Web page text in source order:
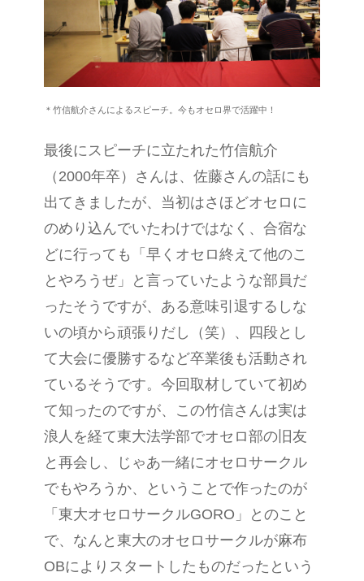
＊竹信航介さんによるスピーチ。今もオセロ界で活躍中！
最後にスピーチに立たれた竹信航介
（2000年卒）さんは、佐藤さんの話にも
出てきましたが、当初はさほどオセロに
のめり込んでいたわけではなく、合宿な
どに行っても「早くオセロ終えて他のこ
とやろうぜ」と言っていたような部員だ
ったそうですが、ある意味引退するしな
いの頃から頑張りだし（笑）、四段とし
て大会に優勝するなど卒業後も活動され
ているそうです。今回取材していて初め
て知ったのですが、この竹信さんは実は
浪人を経て東大法学部でオセロ部の旧友
と再会し、じゃあ一緒にオセロサークル
でもやろうか、ということで作ったのが
「東大オセロサークルGORO」とのこと
で、なんと東大のオセロサークルが麻布
OBによりスタートしたものだったという